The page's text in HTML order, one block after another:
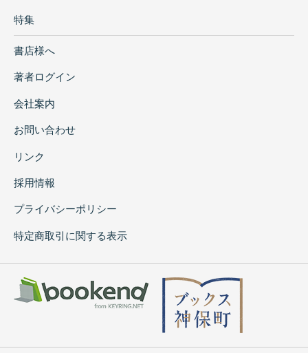
特集
書店様へ
著者ログイン
会社案内
お問い合わせ
リンク
採用情報
プライバシーポリシー
特定商取引に関する表示